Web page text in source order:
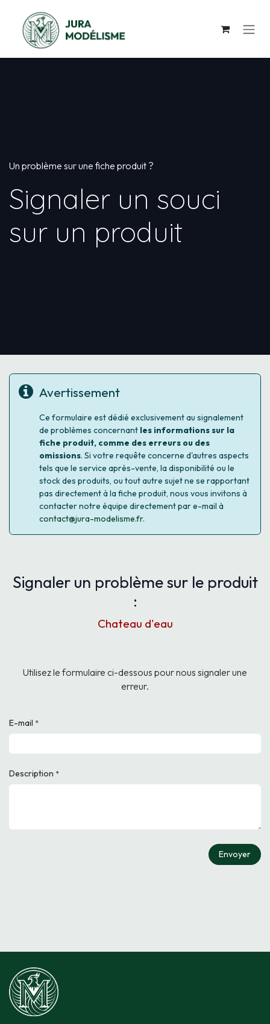
Un problème sur une fiche produit ?
Signaler un souci
sur un produit
Avertissement
Ce formulaire est dédié exclusivement au signalement
de problèmes concernant les informations sur la
fiche produit, comme des erreurs ou des
omissions. Si votre requête concerne d'autres aspects
tels que le service après-vente, la disponibilité ou le
stock des produits, ou tout autre sujet ne se rapportant
pas directement à la fiche produit, nous vous invitons à
contacter notre équipe directement par e-mail à
contact@jura-modelisme.fr.
Signaler un problème sur le produit
:
Chateau d'eau
Utilisez le formulaire ci-dessous pour nous signaler une
erreur.
E-mail *
Description *
Envoyer